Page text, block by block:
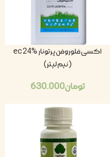
اکسی فلوروفن پرتونار ec 24%
(نیم لیتر)
تومان630.000